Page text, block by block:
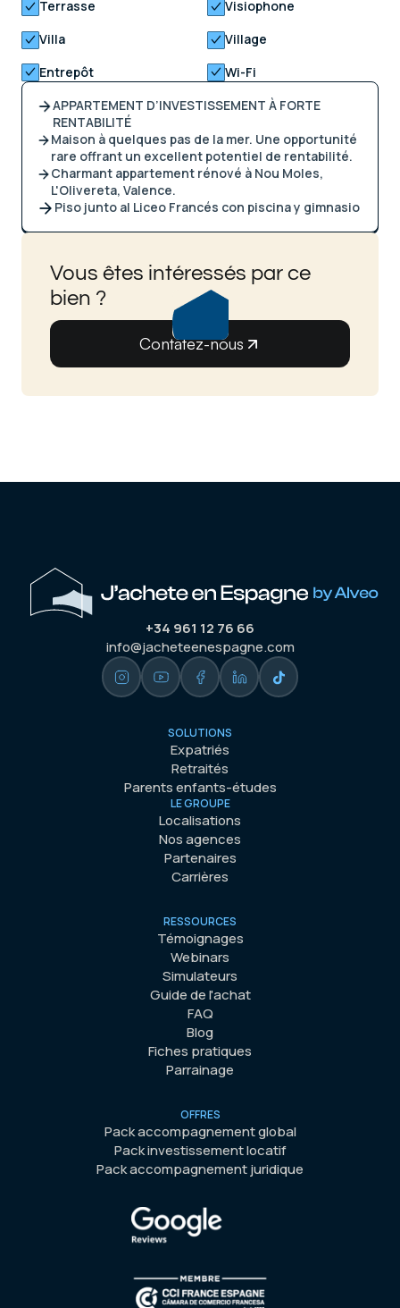
Terrasse
Visiophone
Villa
Village
Entrepôt
Wi-Fi
APPARTEMENT D’INVESTISSEMENT À FORTE
RENTABILITÉ
Maison à quelques pas de la mer. Une opportunité
rare offrant un excellent potentiel de rentabilité.
Charmant appartement rénové à Nou Moles,
L'Olivereta, Valence.
Piso junto al Liceo Francés con piscina y gimnasio
Vous êtes intéressés par ce
bien ?
Contatez-nous
+34 961 12 76 66
info@jacheteenespagne.com
SOLUTIONS
Expatriés
Retraités
Parents enfants-études
LE GROUPE
Localisations
Nos agences
Partenaires
Carrières
RESSOURCES
Témoignages
Webinars
Simulateurs
Guide de l'achat
FAQ
Blog
Fiches pratiques
Parrainage
OFFRES
Pack accompagnement global
Pack investissement locatif
Pack accompagnement juridique